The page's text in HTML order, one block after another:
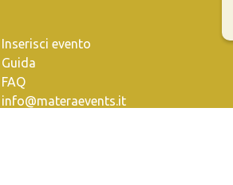
Inserisci evento
Guida
FAQ
info@materaevents.it